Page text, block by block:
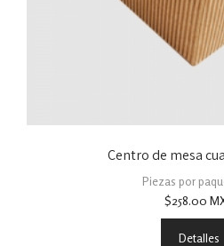
Centro de mesa
Piezas por
$258.00
Detalles